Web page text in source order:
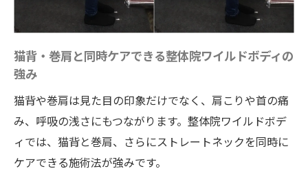
猫背・巻肩と同時ケアできる整体院ワイルドボディの
強み
猫背や巻肩は見た目の印象だけでなく、肩こりや首の痛
み、呼吸の浅さにもつながります。整体院ワイルドボデ
ィでは、猫背と巻肩、さらにストレートネックを同時に
ケアできる施術法が強みです。